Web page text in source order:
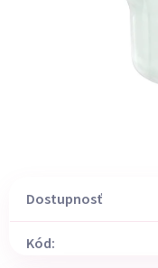
Dostupnosť
Kód: